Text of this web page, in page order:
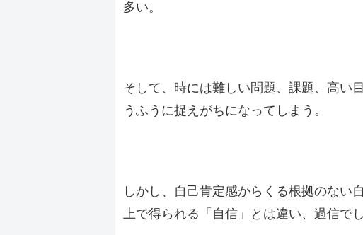
多い。
そして、時には難しい問題、課題、高い
うふうに捉えがちになってしまう。
しかし、自己肯定感からくる根拠のない
上で得られる「自信」とは違い、過信でし